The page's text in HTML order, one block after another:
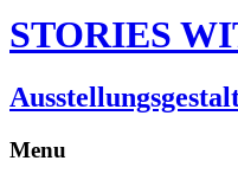
STORIES
Menu